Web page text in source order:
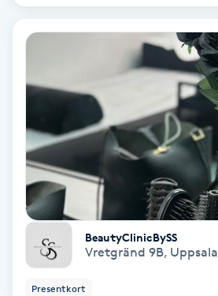
Hälsprickor
IPL hårborttagning
IR-massage
Japansk massage
BeautyClinicBySS
Vretgränd 9B, Uppsala
Presentkort